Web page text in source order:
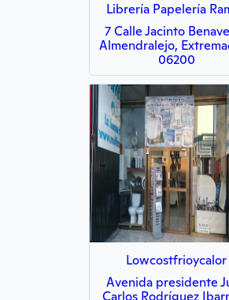
Librería Papelería
7 Calle Jacinto
Almendralejo,
06200
Lowcostfrioycalor
Avenida presidente
Carlos Rodríguez